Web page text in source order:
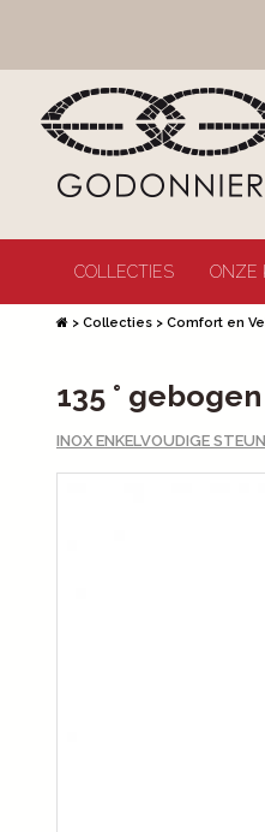
COLLECTIES ONZE
> Collecties > Comfort en
135 °
INOX ENKELVOUDIGE